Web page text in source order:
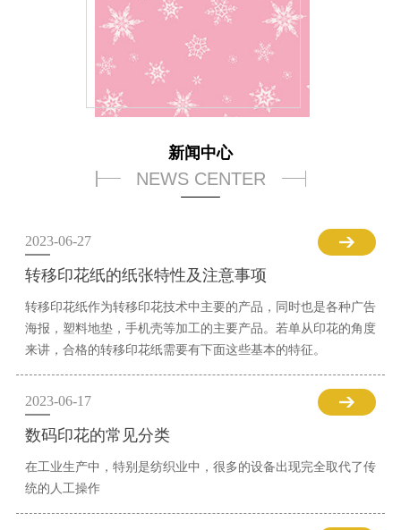
新闻中心
NEWS CENTER
2023-06-27
转移印花纸的纸张特性及注意事项
转移印花纸作为转移印花技术中主要的产品，同时也是各种广告
海报，塑料地垫，手机壳等加工的主要产品。若单从印花的角度
来讲，合格的转移印花纸需要有下面这些基本的特征。
2023-06-17
数码印花的常见分类
在工业生产中，特别是纺织业中，很多的设备出现完全取代了传
统的人工操作